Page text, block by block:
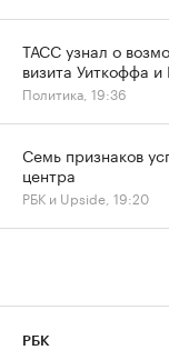
ТАСС узнал о
визита Уиткоффа
Политика, 19:36
Семь признаков
центра
РБК и Upside, 19:20
РБК